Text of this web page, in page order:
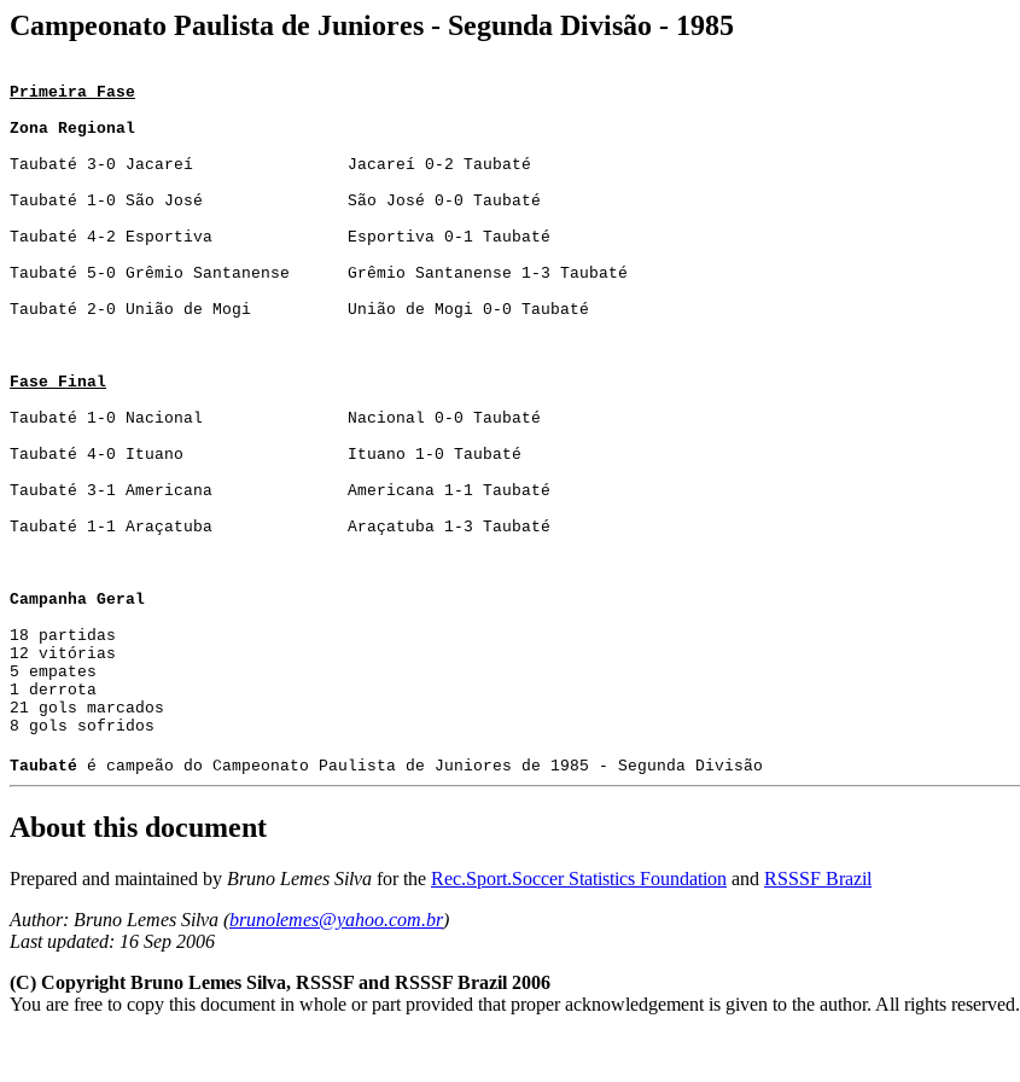
Campeonato Paulista de Juniores - Segunda Divisão - 1985
Primeira Fase
Zona Regional
Taubaté 3-0 Jacareí Jacareí 0-2 Taubaté
Taubaté 1-0 São José São José 0-0 Taubaté
Taubaté 4-2 Esportiva Esportiva 0-1 Taubaté
Taubaté 5-0 Grêmio Santanense Grêmio Santanense 1-3 Taubaté
Taubaté 2-0 União de Mogi União de Mogi 0-0 Taubaté
Fase Final
Taubaté 1-0 Nacional Nacional 0-0 Taubaté
Taubaté 4-0 Ituano Ituano 1-0 Taubaté
Taubaté 3-1 Americana Americana 1-1 Taubaté
Taubaté 1-1 Araçatuba Araçatuba 1-3 Taubaté
Campanha Geral
18 partidas
12 vitórias
5 empates
1 derrota
21 gols marcados
8 gols sofridos
Taubaté é campeão do Campeonato Paulista de Juniores de 1985 - Segunda Divisão
About this document
Prepared and maintained by Bruno Lemes Silva for the Rec.Sport.Soccer Statistics Foundation and RSSSF Brazil
Author: Bruno Lemes Silva (brunolemes@yahoo.com.br)
Last updated: 16 Sep 2006
(C) Copyright Bruno Lemes Silva, RSSSF and RSSSF Brazil 2006
You are free to copy this document in whole or part provided that proper acknowledgement is given to the author. All rights reserved.